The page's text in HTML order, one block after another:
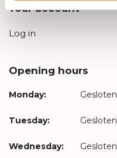
Your account
Log in
Opening hours
Monday: Gesloten
Tuesday: Gesloten
Wednesday: Gesloten